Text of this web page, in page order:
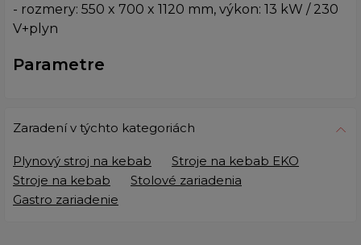
- rozmery: 550 x 700 x 1120 mm, výkon: 13 kW / 230
V+plyn
Parametre
Zaradení v týchto kategoriách
Plynový stroj na kebab
Stroje na kebab EKO
Stroje na kebab
Stolové zariadenia
Gastro zariadenie